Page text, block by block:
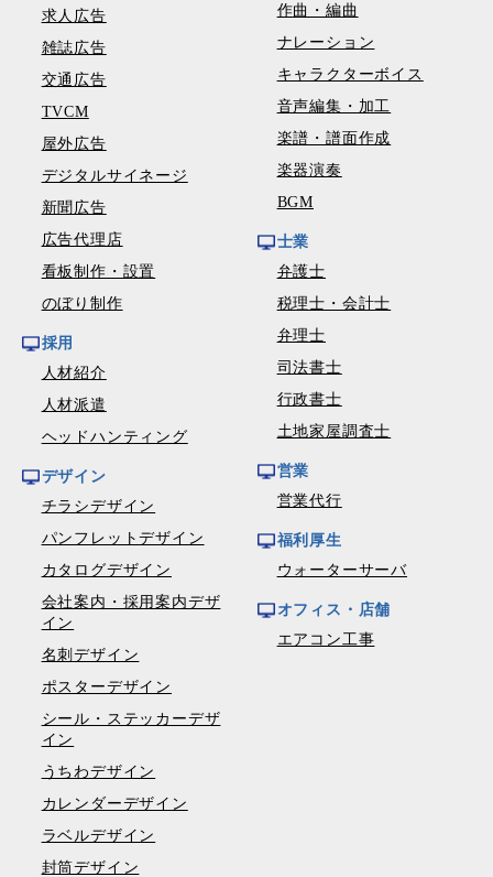
求人広告
雑誌広告
交通広告
TVCM
屋外広告
デジタルサイネージ
新聞広告
広告代理店
看板制作・設置
のぼり制作
採用
人材紹介
人材派遣
ヘッドハンティング
デザイン
チラシデザイン
パンフレットデザイン
カタログデザイン
会社案内・採用案内デザ
イン
名刺デザイン
ポスターデザイン
シール・ステッカーデザ
イン
うちわデザイン
カレンダーデザイン
ラベルデザイン
封筒デザイン
作曲・編曲
ナレーション
キャラクターボイス
音声編集・加工
楽譜・譜面作成
楽器演奏
BGM
士業
弁護士
税理士・会計士
弁理士
司法書士
行政書士
土地家屋調査士
営業
営業代行
福利厚生
ウォーターサーバ
オフィス・店舗
エアコン工事